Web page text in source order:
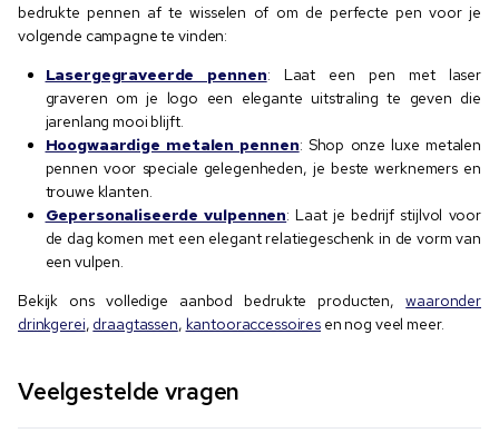
bedrukte pennen af te wisselen of om de perfecte pen voor je
volgende campagne te vinden:
Lasergegraveerde pennen: Laat een pen met laser
graveren om je logo een elegante uitstraling te geven die
jarenlang mooi blijft.
Hoogwaardige metalen pennen: Shop onze luxe metalen
pennen voor speciale gelegenheden, je beste werknemers en
trouwe klanten.
Gepersonaliseerde vulpennen: Laat je bedrijf stijlvol voor
de dag komen met een elegant relatiegeschenk in de vorm van
een vulpen.
Bekijk ons volledige aanbod bedrukte producten,waaronder
drinkgerei, draagtassen, kantooraccessoires en nog veel meer.
Veelgestelde vragen